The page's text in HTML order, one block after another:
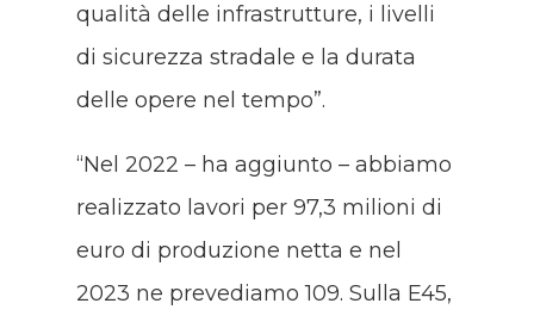
qualità delle infrastrutture, i livelli
di sicurezza stradale e la durata
delle opere nel tempo”.
“Nel 2022 – ha aggiunto – abbiamo
realizzato lavori per 97,3 milioni di
euro di produzione netta e nel
2023 ne prevediamo 109. Sulla E45,